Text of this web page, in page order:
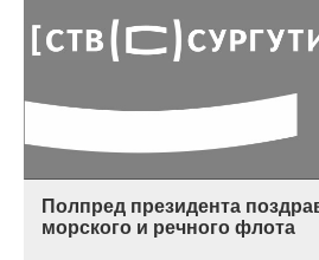
Полпред президента
морского и речного флота